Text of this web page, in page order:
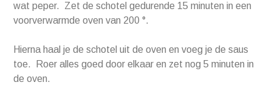
wat peper. Zet de schotel gedurende 15 minuten in een
voorverwarmde oven van 200 °.
Hierna haal je de schotel uit de oven en voeg je de saus
toe. Roer alles goed door elkaar en zet nog 5 minuten in
de oven.